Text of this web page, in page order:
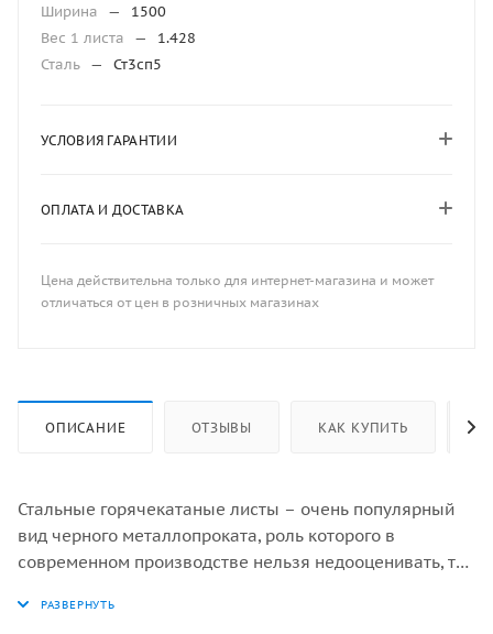
Ширина
—
1500
Вес 1 листа
—
1.428
Сталь — Ст3сп5
УСЛОВИЯ ГАРАНТИИ
ОПЛАТА И ДОСТАВКА
Цена действительна только для интернет-магазина и может
отличаться от цен в розничных магазинах
ОПИСАНИЕ ОТЗЫВЫ КАК КУПИТЬ
Стальные горячекатаные листы – очень популярный
вид черного металлопроката, роль которого в
современном производстве нельзя недооценивать, так
огромное количество сфер и отраслей. К их